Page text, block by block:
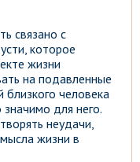
связано с
которое
жизни
на подавленные
близкого человека
для него.
неудачи,
жизни в